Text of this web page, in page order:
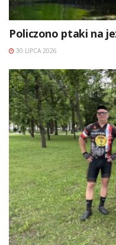
Policzono ptaki na
30 LIPCA 2026